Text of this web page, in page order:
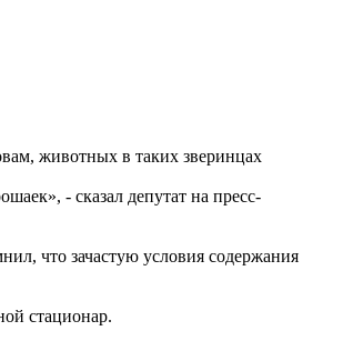
животных в таких зверинцах
- сказал депутат на пресс-
что зачастую условия содержания
стационар.